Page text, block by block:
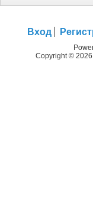
Вход
Copyright ©